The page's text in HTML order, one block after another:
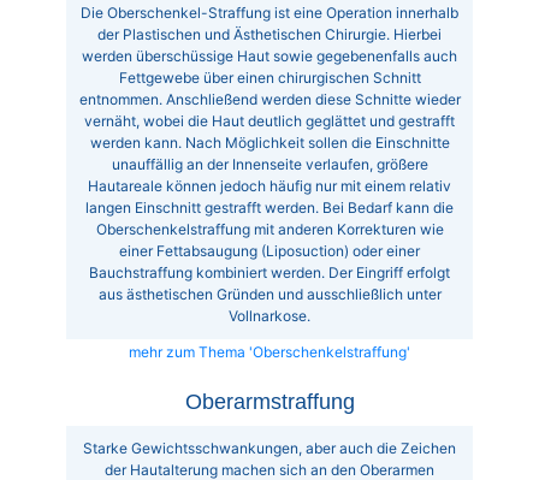
Die Oberschenkel-Straffung ist eine Operation innerhalb
der Plastischen und Ästhetischen Chirurgie. Hierbei
werden überschüssige Haut sowie gegebenenfalls auch
Fettgewebe über einen chirurgischen Schnitt
entnommen. Anschließend werden diese Schnitte wieder
vernäht, wobei die Haut deutlich geglättet und gestrafft
werden kann. Nach Möglichkeit sollen die Einschnitte
unauffällig an der Innenseite verlaufen, größere
Hautareale können jedoch häufig nur mit einem relativ
langen Einschnitt gestrafft werden. Bei Bedarf kann die
Oberschenkelstraffung mit anderen Korrekturen wie
einer Fettabsaugung (Liposuction) oder einer
Bauchstraffung kombiniert werden. Der Eingriff erfolgt
aus ästhetischen Gründen und ausschließlich unter
Vollnarkose.
mehr zum Thema 'Oberschenkelstraffung'
Oberarmstraffung
Starke Gewichtsschwankungen, aber auch die Zeichen
der Hautalterung machen sich an den Oberarmen